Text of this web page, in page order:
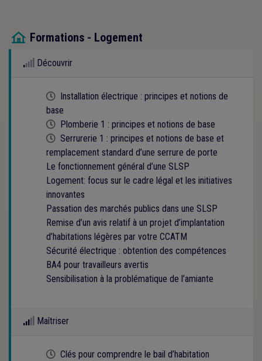
 Formations - Logement
Découvrir
Cette formation est programmée
Installation électrique : principes et notions de
base
Cette formation est programmée
Plomberie 1 : principes et notions de base
Cette formation est programmée
Serrurerie 1 : principes et notions de base et
remplacement standard d’une serrure de porte
Le fonctionnement général d’une SLSP
Logement: focus sur le cadre légal et les initiatives
innovantes
Passation des marchés publics dans une SLSP
Remise d’un avis relatif à un projet d’implantation
d’habitations légères par votre CCATM
Sécurité électrique : obtention des compétences
BA4 pour travailleurs avertis
Sensibilisation à la problématique de l’amiante
Maîtriser
Cette formation est programmée
Clés pour comprendre le bail d’habitation